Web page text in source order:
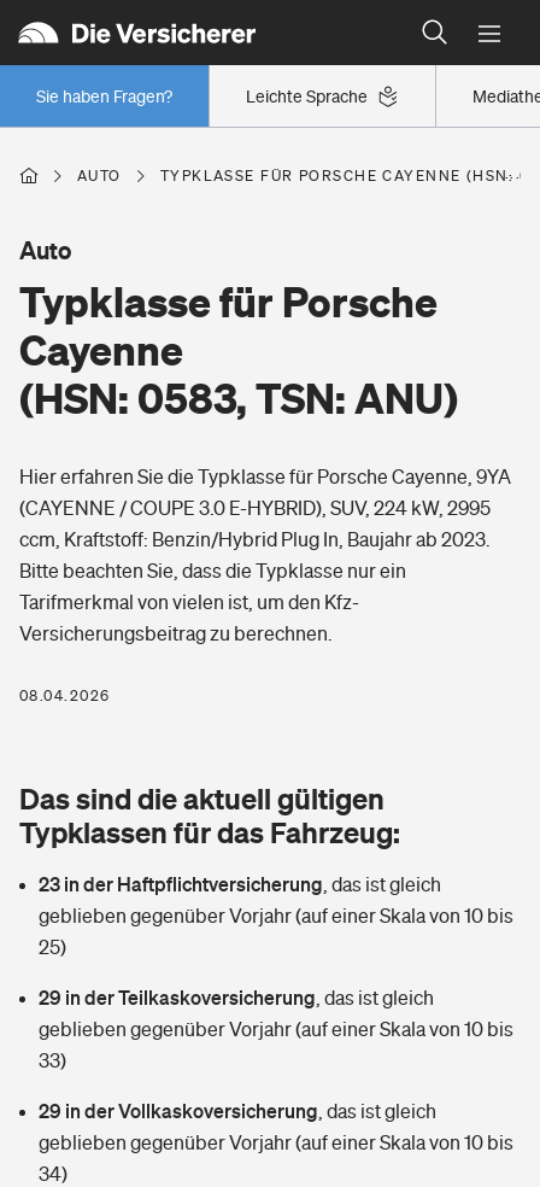
Leichte Sprache
Sie haben Fragen?
Wer versichert was: Jetzt Versicherer finden
Regionalklassen: So ist Ihre Region eingestuft
Wer versichert was: Jetzt Versicherer finden
Berufsunfähigkeitsversicherung
Erwerbsunfähigkeitsversicherung
Arbeitsrechtsschutz
Berufshaftpflichtversicherung
Zur Übersicht
Rentenrechner: Wie viel Geld bekomme ich im Alter?
Wer versichert was: Jetzt Versicherer finden
Sie haben Fragen?
Wohnen
Wohngebäudeversicherung
Hausratversicherung
Elementarversicherung
Photovoltaik
Vermieterrrechtsschutz
Mietkautionsversicherung
Restkreditversicherung
Tools
Hochwasser-Check: Wie gefährdet ist Ihr Haus?
Pri­vate Haft­pflicht­
Rechts­schutz­ver­si­che­rung
Fahrradversicherung
Unfallversicherung
Kinderinvalidität
Reiseversicherung
Hundehalter-Haftpflicht
Private Cyberversicherung
Gesundheit
Private Krankenversicherung
Tierkrankenversicherung
Tools
Wer versichert was: Jetzt Versicherer finden
Rentenrechner: Wie viel Geld bekomme ich im Alter?
AUTO TYPKLASSE FÜR PORSCHE CAYENNE (HSN:
Typklasse für Porsche
Cayenne
(HSN: 0583, TSN: ANU)
Auto
Hier erfahren Sie die Typklasse für Porsche Cayenne, 9YA
(CAYENNE / COUPE 3.0 E-HYBRID), SUV, 224 kW, 2995
ccm, Kraftstoff: Benzin/Hybrid Plug In, Baujahr ab 2023.
Bitte beachten Sie, dass die Typklasse nur ein
Tarifmerkmal von vielen ist, um den Kfz-
Versicherungsbeitrag zu berechnen.
08.04.2026
Das sind die aktuell gültigen
Typklassen für das Fahrzeug:
23 in der Haftpflichtversicherung das ist gleich
geblieben gegenüber Vorjahr (auf einer Skala von 10 bis
25)
29 in der Teilkaskoversicherung das ist gleich
geblieben gegenüber Vorjahr (auf einer Skala von 10 bis
33)
29 in der Vollkaskoversicherung das ist gleich
geblieben gegenüber Vorjahr (auf einer Skala von 10 bis
34)